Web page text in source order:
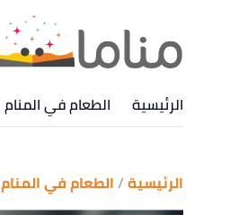
الرئيسية الطعام في المنام
الرئيسية الطعام في المنام